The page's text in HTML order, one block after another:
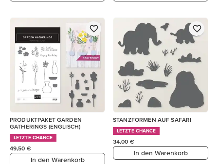
PRODUKTPAKET GARDEN
GATHERINGS (ENGLISCH)
LETZTE CHANCE
49,50 €
In den Warenkorb
STANZFORMEN AUF SAFARI
LETZTE CHANCE
34,00 €
In den Warenkorb